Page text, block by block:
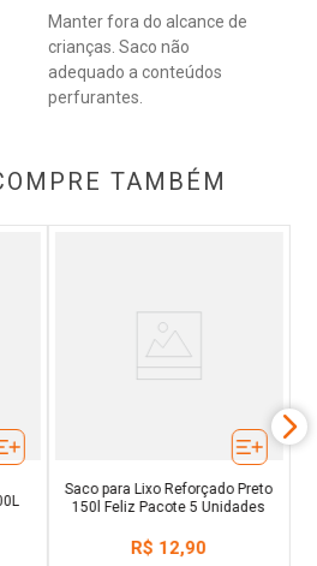
Manter fora do alcance de
crianças. Saco não
adequado a conteúdos
perfurantes.
TAMBÉM
Saco para Lixo Reforçado Preto
150l Feliz Pacote 5 Unidades
R$ 12,90